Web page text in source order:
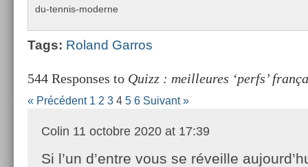
du-tennis-moderne
Tags: Roland Gar­ros
544 Responses to Quizz : meilleures ‘perfs’
« Précédent 1 2 3 4 5 6 Suivant »
Colin 11 octobre 2020 at 17:39
Si l’un d’entre vous se réveille